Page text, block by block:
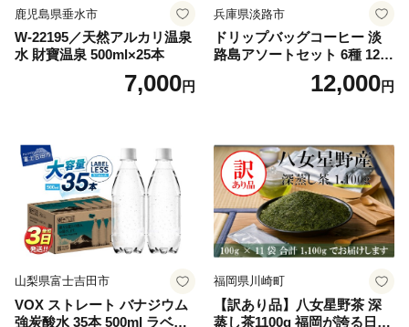
鹿児島県垂水市
W-22195／天然アルカリ温泉
水 財寶温泉 500ml×25本
7,000円
兵庫県淡路市
ドリップバッグコーヒー 淡
路島アソートセット 6種 120
袋 飲み比べ コーヒー
12,000円
山梨県富士吉田市
VOX ストレート バナジウム
強炭酸水 35本 500ml ラベル
福岡県川崎町
【訳あり品】八女星野茶 深
蒸し茶1100g 福岡が誇る日本